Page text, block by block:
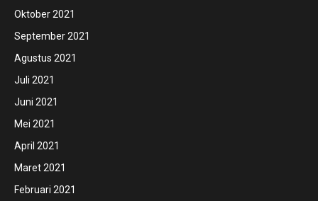
Oktober 2021
September 2021
Agustus 2021
Juli 2021
Juni 2021
Mei 2021
April 2021
Maret 2021
Februari 2021